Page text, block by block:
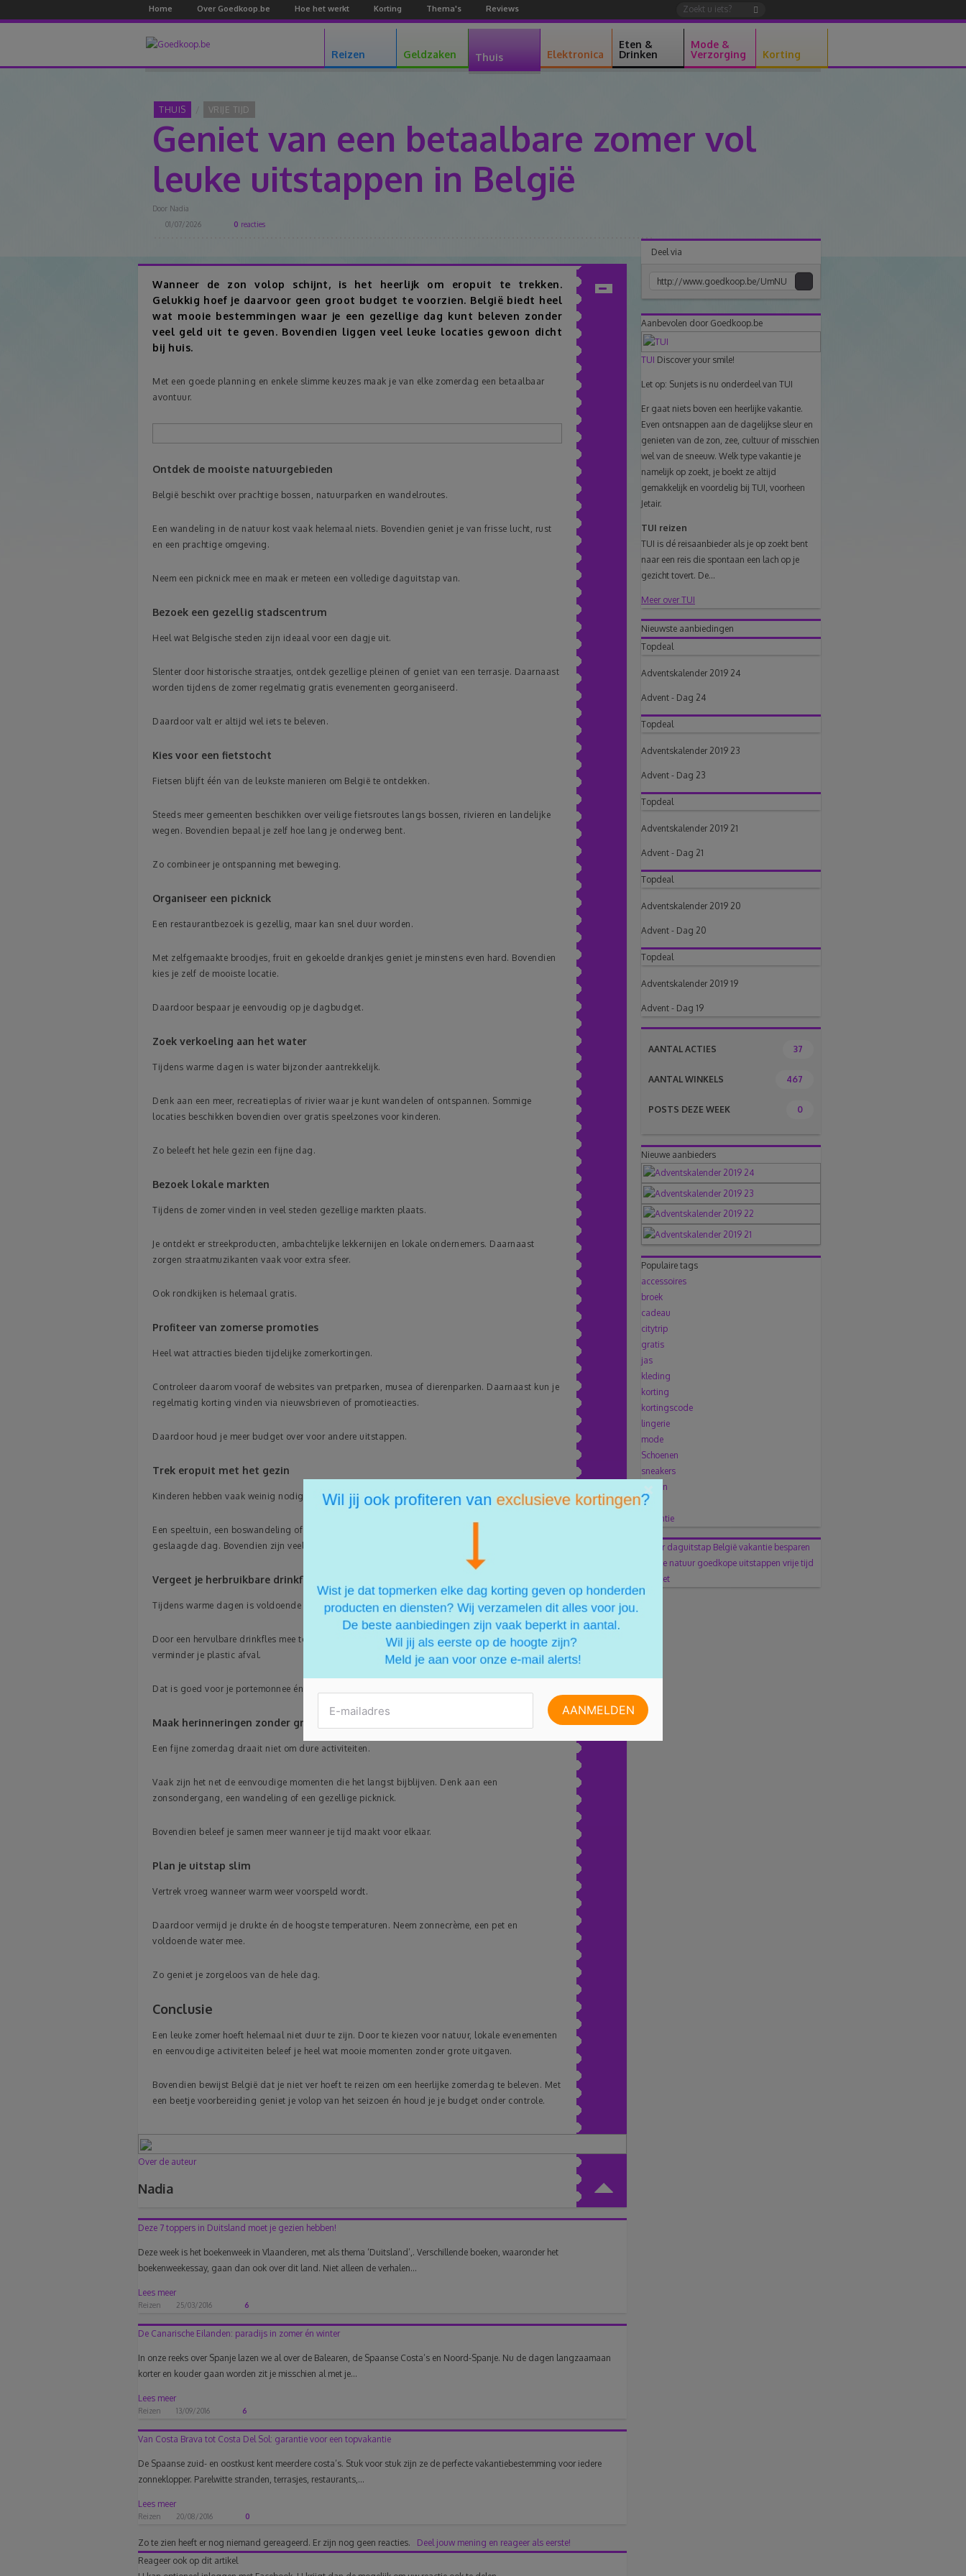
Home Over Goedkoop.be Hoe het werkt Korting Thema's Reviews
Reizen Geldzaken Thuis Elektronica
Eten &
Drinken
Mode &
Verzorging
Korting
THUIS VRIJE TIJD
Geniet van een betaalbare zomer vol
leuke uitstappen in België
Door Nadia
01/07/2026
0 reacties
Inhoudsopgave
Wanneer de zon volop schijnt, is het heerlijk om eropuit te trekken.
Gelukkig hoef je daarvoor geen groot budget te voorzien. België biedt heel
wat mooie bestemmingen waar je een gezellige dag kunt beleven zonder
veel geld uit te geven. Bovendien liggen veel leuke locaties gewoon dicht
bij huis.
Met een goede planning en enkele slimme keuzes maak je van elke zomerdag een betaalbaar
avontuur.
Ontdek de mooiste natuurgebieden
België beschikt over prachtige bossen, natuurparken en wandelroutes.
Een wandeling in de natuur kost vaak helemaal niets. Bovendien geniet je van frisse lucht, rust
en een prachtige omgeving.
Neem een picknick mee en maak er meteen een volledige daguitstap van.
Bezoek een gezellig stadscentrum
Heel wat Belgische steden zijn ideaal voor een dagje uit.
Slenter door historische straatjes, ontdek gezellige pleinen of geniet van een terrasje. Daarnaast
worden tijdens de zomer regelmatig gratis evenementen georganiseerd.
Daardoor valt er altijd wel iets te beleven.
Kies voor een fietstocht
Fietsen blijft één van de leukste manieren om België te ontdekken.
Steeds meer gemeenten beschikken over veilige fietsroutes langs bossen, rivieren en landelijke
wegen. Bovendien bepaal je zelf hoe lang je onderweg bent.
Zo combineer je ontspanning met beweging.
Organiseer een picknick
Een restaurantbezoek is gezellig, maar kan snel duur worden.
Met zelfgemaakte broodjes, fruit en gekoelde drankjes geniet je minstens even hard. Bovendien
kies je zelf de mooiste locatie.
Daardoor bespaar je eenvoudig op je dagbudget.
Zoek verkoeling aan het water
Tijdens warme dagen is water bijzonder aantrekkelijk.
Denk aan een meer, recreatieplas of rivier waar je kunt wandelen of ontspannen. Sommige
locaties beschikken bovendien over gratis speelzones voor kinderen.
Zo beleeft het hele gezin een fijne dag.
Bezoek lokale markten
Tijdens de zomer vinden in veel steden gezellige markten plaats.
Je ontdekt er streekproducten, ambachtelijke lekkernijen en lokale ondernemers. Daarnaast
zorgen straatmuzikanten vaak voor extra sfeer.
Ook rondkijken is helemaal gratis.
Profiteer van zomerse promoties
Heel wat attracties bieden tijdelijke zomerkortingen.
Controleer daarom vooraf de websites van pretparken, musea of dierenparken. Daarnaast kun je
regelmatig korting vinden via nieuwsbrieven of promotieacties.
Daardoor houd je meer budget over voor andere uitstappen.
Trek eropuit met het gezin
Kinderen hebben vaak weinig nodig om plezier te maken.
Een speeltuin, een boswandeling of een bezoek aan een kinderboerderij zorgt al snel voor een
geslaagde dag. Bovendien zijn veel van deze activiteiten gratis of erg betaalbaar.
Vergeet je herbruikbare drinkfles niet
Tijdens warme dagen is voldoende drinken belangrijk.
Door een hervulbare drinkfles mee te nemen bespaar je op drankjes onderweg. Bovendien
verminder je plastic afval.
Dat is goed voor je portemonnee én voor het milieu.
Maak herinneringen zonder grote uitgaven
Een fijne zomerdag draait niet om dure activiteiten.
Vaak zijn het net de eenvoudige momenten die het langst bijblijven. Denk aan een
zonsondergang, een wandeling of een gezellige picknick.
Bovendien beleef je samen meer wanneer je tijd maakt voor elkaar.
Plan je uitstap slim
Vertrek vroeg wanneer warm weer voorspeld wordt.
Daardoor vermijd je drukte én de hoogste temperaturen. Neem zonnecrème, een pet en
voldoende water mee.
Zo geniet je zorgeloos van de hele dag.
Conclusie
Een leuke zomer hoeft helemaal niet duur te zijn. Door te kiezen voor natuur, lokale evenementen
en eenvoudige activiteiten beleef je heel wat mooie momenten zonder grote uitgaven.
Bovendien bewijst België dat je niet ver hoeft te reizen om een heerlijke zomerdag te beleven. Met
een beetje voorbereiding geniet je volop van het seizoen én houd je je budget onder controle.
Over de auteur
Nadia
Deze 7 toppers in Duitsland moet je gezien hebben!
Deze week is het boekenweek in Vlaanderen, met als thema ‘Duitsland’,. Verschillende boeken, waaronder het
boekenweekessay, gaan dan ook over dit land. Niet alleen de verhalen...
Lees meer
Reizen 25/03/2016 6
De Canarische Eilanden: paradijs in zomer én winter
In onze reeks over Spanje lazen we al over de Balearen, de Spaanse Costa’s en Noord-Spanje. Nu de dagen langzaamaan
korter en kouder gaan worden zit je misschien al met je...
Lees meer
Reizen 13/09/2016 6
Van Costa Brava tot Costa Del Sol: garantie voor een topvakantie
De Spaanse zuid- en oostkust kent meerdere costa’s. Stuk voor stuk zijn ze de perfecte vakantiebestemming voor iedere
zonneklopper. Parelwitte stranden, terrasjes, restaurants,...
Lees meer
Reizen 20/08/2016 0
Zo te zien heeft er nog niemand gereageerd. Er zijn nog geen reacties. Deel jouw mening en reageer als eerste!
Reageer ook op dit artikel
Deel via
Aanbevolen door Goedkoop.be
TUI Discover your smile!
Let op: Sunjets is nu onderdeel van TUI
Er gaat niets boven een heerlijke vakantie.
Even ontsnappen aan de dagelijkse sleur en
genieten van de zon, zee, cultuur of misschien
wel van de sneeuw. Welk type vakantie je
namelijk op zoekt, je boekt ze altijd
gemakkelijk en voordelig bij TUI, voorheen
Jetair.
TUI reizen
TUI is dé reisaanbieder als je op zoekt bent
naar een reis die spontaan een lach op je
gezicht tovert. De...
Meer over TUI
Nieuwste aanbiedingen
Topdeal
Adventskalender 2019 24
Advent - Dag 24
Topdeal
Adventskalender 2019 23
Advent - Dag 23
Topdeal
Adventskalender 2019 21
Advent - Dag 21
Topdeal
Adventskalender 2019 20
Advent - Dag 20
Topdeal
Adventskalender 2019 19
Advent - Dag 19
AANTAL ACTIES 37
AANTAL WINKELS 467
POSTS DEZE WEEK 0
Nieuwe aanbieders
Populaire tags
accessoires
broek
cadeau
citytrip
gratis
jas
kleding
korting
kortingscode
lingerie
mode
Schoenen
sneakers
solden
trui
vakantie
zomer daguitstap België vakantie besparen
familie natuur goedkope uitstappen vrije tijd
budget
×